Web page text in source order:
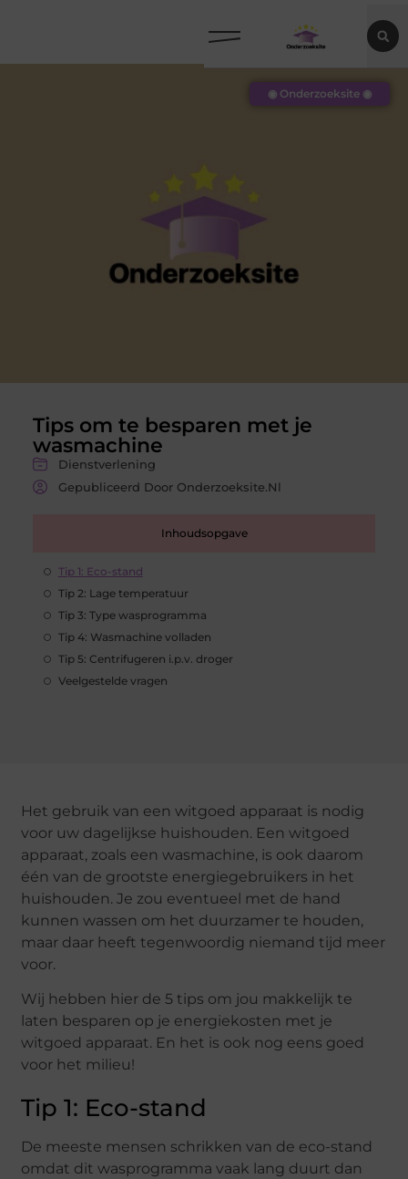
Tips om te besparen met je
wasmachine
Dienstverlening
Gepubliceerd Door Onderzoeksite.nl
Inhoudsopgave
Tip 1: Eco-stand
Tip 2: Lage temperatuur
Tip 3: Type wasprogramma
Tip 4: Wasmachine volladen
Tip 5: Centrifugeren i.p.v. droger
Veelgestelde vragen
◉ Onderzoeksite ◉
Het gebruik van een witgoed apparaat is nodig
voor uw dagelijkse huishouden. Een witgoed
apparaat, zoals een wasmachine, is ook daarom
één van de grootste energiegebruikers in het
huishouden. Je zou eventueel met de hand
kunnen wassen om het duurzamer te houden,
maar daar heeft tegenwoordig niemand tijd meer
voor.
Wij hebben hier de 5 tips om jou makkelijk te
laten besparen op je energiekosten met je
witgoed apparaat. En het is ook nog eens goed
voor het milieu!
Tip 1: Eco-stand
De meeste mensen schrikken van de eco-stand
omdat dit wasprogramma vaak lang duurt dan